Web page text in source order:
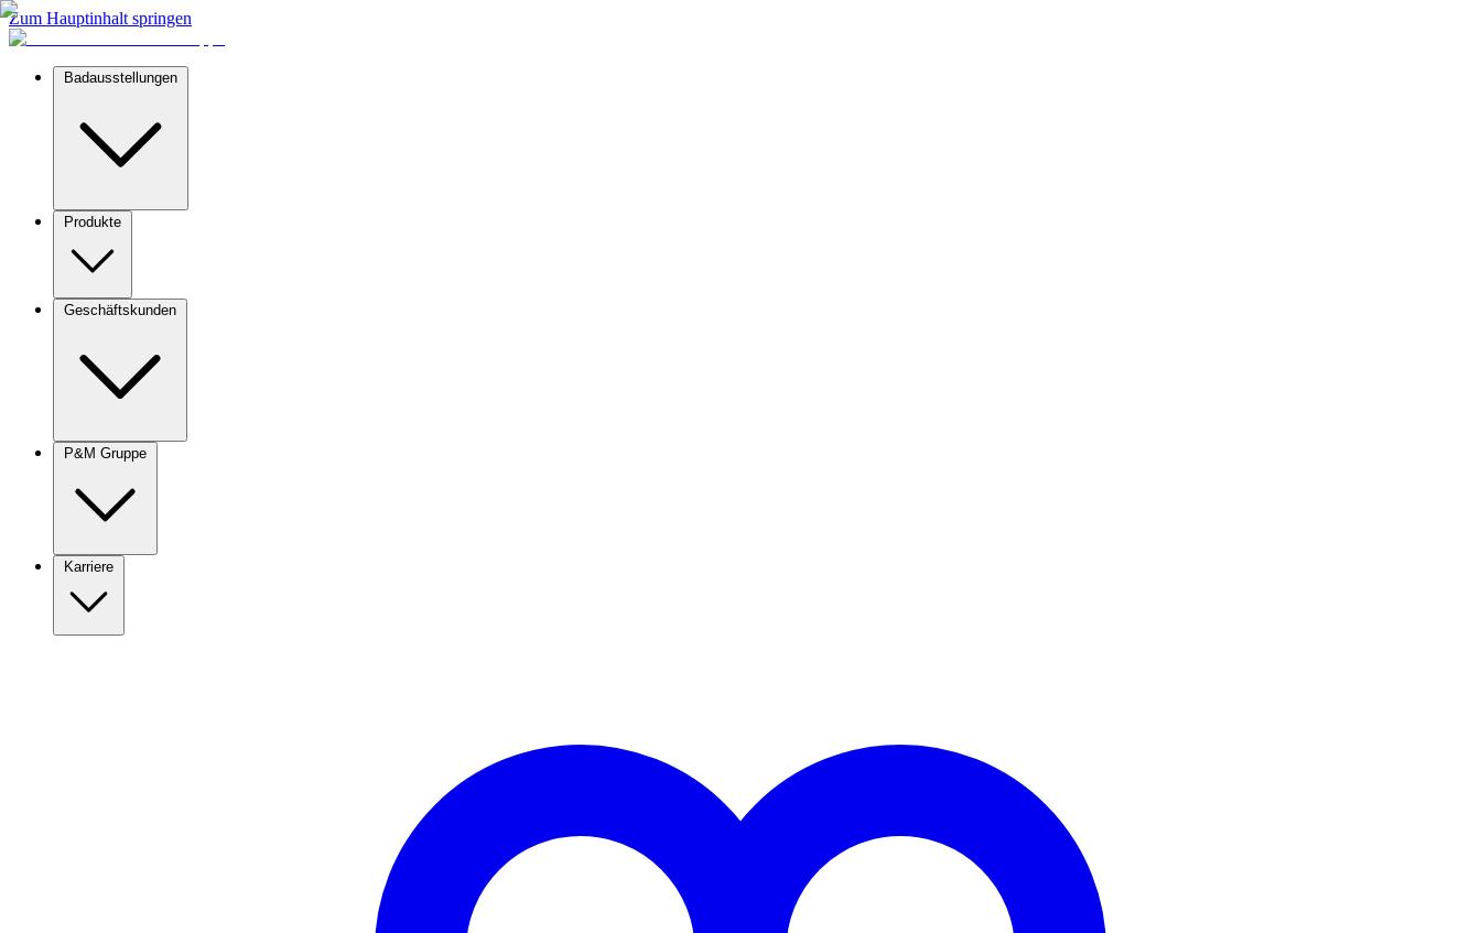
Zum Hauptinhalt springen
Badausstellungen
Produkte
Geschäftskunden
P&M Gruppe
Karriere